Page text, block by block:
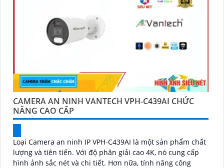
CAMERA AN NINH VANTECH VPH-C439AI CHỨC
NĂNG CAO CẤP
Loại Camera an ninh IP VPH-C439AI là một sản phẩm chất
lượng và tiên tiến. Với độ phân giải cao 4K, nó cung cấp
hình ảnh sắc nét và chi tiết. Hơn nữa, tính năng công